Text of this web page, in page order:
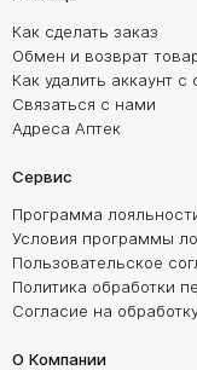
Как сделать заказ
Обмен и возврат
Как удалить аккаунт с
Связаться с нами
Адреса Аптек
Сервис
Программа
Условия программы
Пользовательское
Политика обработки
Согласие на
О Компании